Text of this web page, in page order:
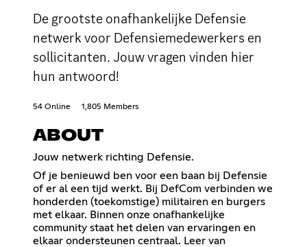
De grootste onafhankelijke Defensie
netwerk voor Defensiemedewerkers en
sollicitanten. Jouw vragen vinden hier
hun antwoord!
54 Online 1,805 Members
ABOUT
Jouw netwerk richting Defensie.
Of je benieuwd ben voor een baan bij Defensie
of er al een tijd werkt. Bij DefCom verbinden we
honderden (toekomstige) militairen en burgers
met elkaar. Binnen onze onafhankelijke
community staat het delen van ervaringen en
elkaar ondersteunen centraal. Leer van